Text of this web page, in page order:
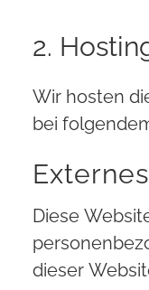
2.
Wir hosten
bei
Diese
dieser